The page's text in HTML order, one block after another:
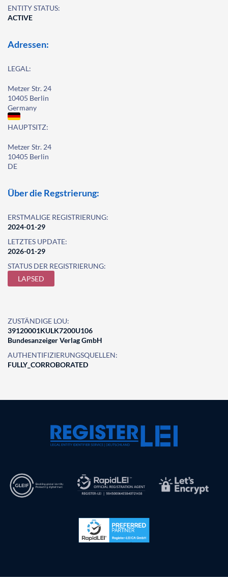
ENTITY STATUS:
ACTIVE
Adressen:
LEGAL:
Metzer Str. 24
10405 Berlin
Germany
HAUPTSITZ:
Metzer Str. 24
10405 Berlin
DE
Über die Regstrierung:
ERSTMALIGE REGISTRIERUNG:
2024-01-29
LETZTES UPDATE:
2026-01-29
STATUS DER REGISTRIERUNG:
LAPSED
ZUSTÄNDIGE LOU:
39120001KULK7200U106
Bundesanzeiger Verlag GmbH
AUTHENTIFIZIERUNGSQUELLEN:
FULLY_CORROBORATED